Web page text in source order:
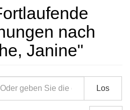
nach
Janine"
Los